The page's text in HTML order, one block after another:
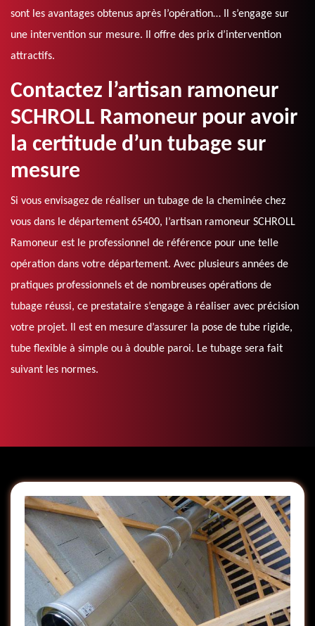
sont les avantages obtenus après l’opération… Il s’engage sur
une intervention sur mesure. Il offre des prix d’intervention
attractifs.
Contactez l’artisan ramoneur
SCHROLL Ramoneur pour avoir
la certitude d’un tubage sur
mesure
Si vous envisagez de réaliser un tubage de la cheminée chez
vous dans le département 65400, l’artisan ramoneur SCHROLL
Ramoneur est le professionnel de référence pour une telle
opération dans votre département. Avec plusieurs années de
pratiques professionnels et de nombreuses opérations de
tubage réussi, ce prestataire s’engage à réaliser avec précision
votre projet. Il est en mesure d’assurer la pose de tube rigide,
tube flexible à simple ou à double paroi. Le tubage sera fait
suivant les normes.